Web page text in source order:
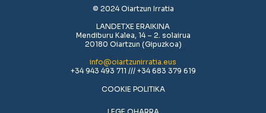
© 2024 Oiartzun Irratia
LANDETXE ERAIKINA
Mendiburu Kalea, 14 – 2. solairua
20180 Oiartzun (Gipuzkoa)
info@oiartzunirratia.eus
+34 943 493 711 /// +34 683 379 619
COOKIE POLITIKA